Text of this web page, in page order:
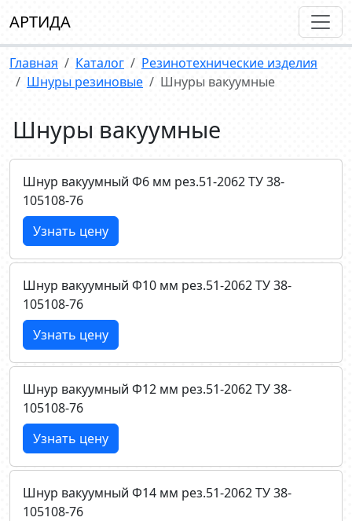
АРТИДА
Главная Каталог
Резинотехнические изделия
Шнуры резиновые
Шнуры вакуумные
Шнуры вакуумные
Шнур вакуумный Ф6 мм рез.51-2062 ТУ 38-
105108-76
Узнать цену
Шнур вакуумный Ф10 мм рез.51-2062 ТУ 38-
105108-76
Узнать цену
Шнур вакуумный Ф12 мм рез.51-2062 ТУ 38-
105108-76
Узнать цену
Шнур вакуумный Ф14 мм рез.51-2062 ТУ 38-
105108-76